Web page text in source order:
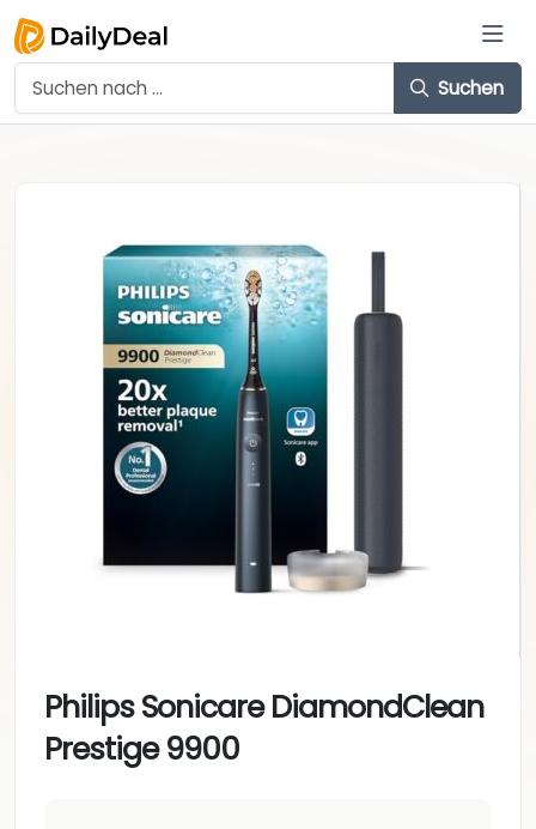
Suchen
Philips Sonicare DiamondClean
Prestige 9900